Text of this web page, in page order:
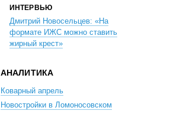
ИНТЕРВЬЮ
Дмитрий Новосельцев: «На
формате ИЖС можно ставить
жирный крест»
АНАЛИТИКА
Коварный апрель
Новостройки в Ломоносовском